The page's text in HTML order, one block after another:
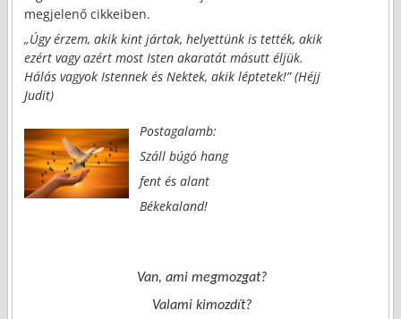
megjelenő cikkeiben.
„Úgy érzem, akik kint jártak, helyettünk is tették, akik
ezért vagy azért most Isten akaratát másutt éljük.
Hálás vagyok Istennek és Nektek, akik léptetek!” (Héjj
Judit)
Postagalamb:
Száll búgó hang
fent és alant
Békekaland!
Van, ami megmozgat?
Valami kimozdít?